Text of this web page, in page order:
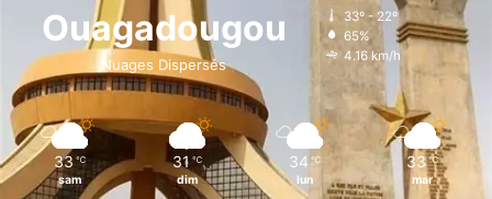
o
k
i
n
g
r
k
Ouagadougou
Nuages Dispersés
33º - 22º
65%
4.16 km/h
33 ℃
sam
31 ℃
dim
34 ℃
lun
33 ℃
mar